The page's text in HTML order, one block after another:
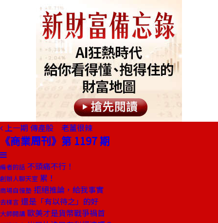
上一期 傳產股 老薑很辣
《商業周刊》第 1197 期
編者的話 不頭痛不行！
創辦人聊天室 累！
商場自慢塾 拒絕推論，給我事實
去梯言 還是「有以待之」的好
大師開講 歐美才是貨幣戰爭禍首